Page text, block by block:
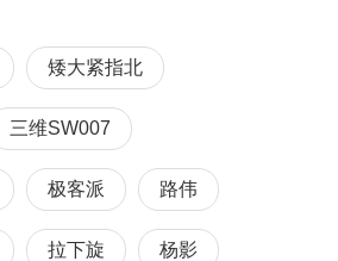
矮大紧指北
三维SW007
极客派 路伟
拉下旋 杨影